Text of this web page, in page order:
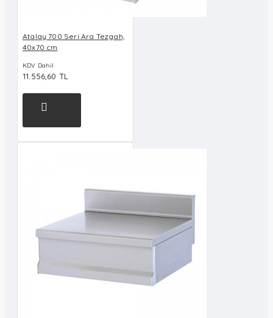
Atalay 700 Seri Ara Tezgah,
40x70 cm
KDV Dahil
11.556,60 TL